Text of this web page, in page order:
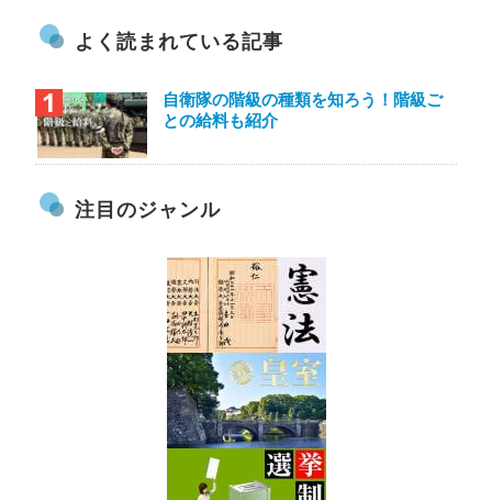
よく読まれている記事
自衛隊の階級の種類を知ろう！階級ご
との給料も紹介
注目のジャンル